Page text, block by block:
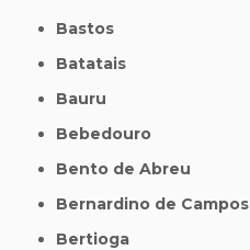
Bastos
Batatais
Bauru
Bebedouro
Bento de Abreu
Bernardino de Campos
Bertioga